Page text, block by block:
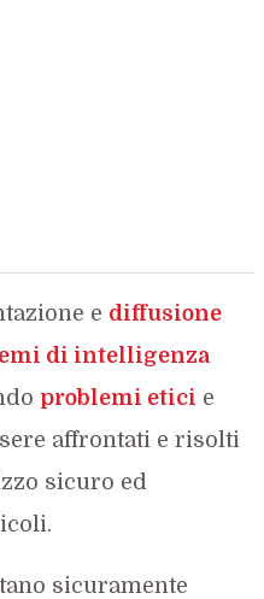
e diffusione
di intelligenza
problemi etici e
affrontati e risolti
sicuro ed
sicuramente